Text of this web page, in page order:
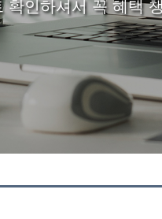
확인하셔서 꼭 혜택